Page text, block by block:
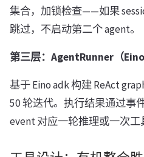
集合，加锁检查——如果
跳过，不启动第二个 agent。
第三层：AgentRunner（Eino
基于 Eino adk 构建 ReAct
50 轮迭代。执行结果通过事
event 对应一轮推理或一次工